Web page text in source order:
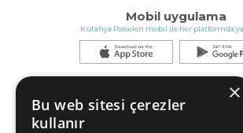
Mobil uygulama
Kütahya Porselen mobil ile her platformda
×
Bu web sitesi çerezler
kullanır